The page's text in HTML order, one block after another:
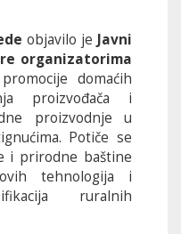
objavilo je Javni
organizatorima
domaćih
proizvođača i
proizvodnje u
Potiče se
i prirodne baštine
tehnologija i
ruralnih